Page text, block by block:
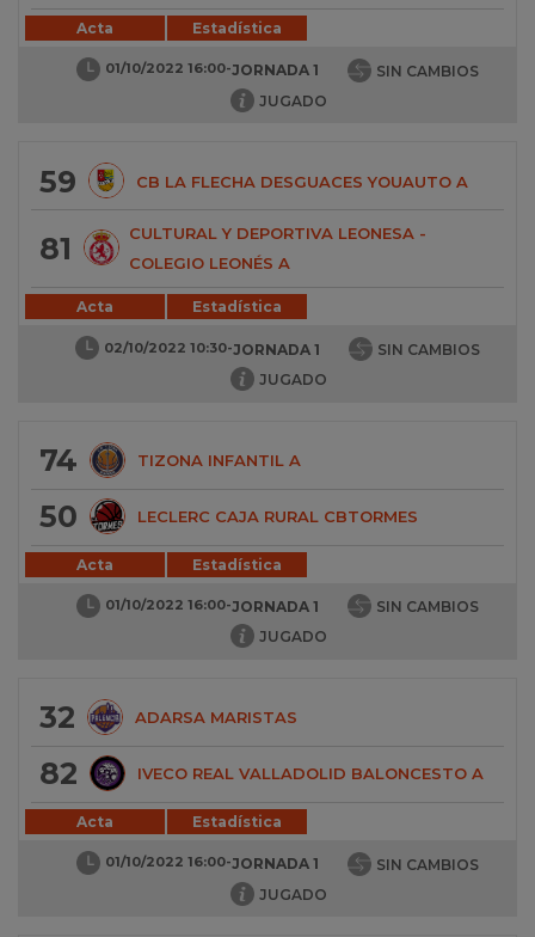
Acta Estadística
01/10/2022 16:00-JORNADA 1
SIN CAMBIOS
JUGADO
59 CB LA FLECHA DESGUACES YOUAUTO A
81
CULTURAL Y DEPORTIVA LEONESA -
COLEGIO LEONÉS A
Acta Estadística
02/10/2022 10:30-JORNADA 1
SIN CAMBIOS
JUGADO
74 TIZONA INFANTIL A
50 LECLERC CAJA RURAL CBTORMES
Acta Estadística
01/10/2022 16:00-JORNADA 1
SIN CAMBIOS
JUGADO
32 ADARSA MARISTAS
82 IVECO REAL VALLADOLID BALONCESTO A
Acta Estadística
01/10/2022 16:00-JORNADA 1
SIN CAMBIOS
JUGADO